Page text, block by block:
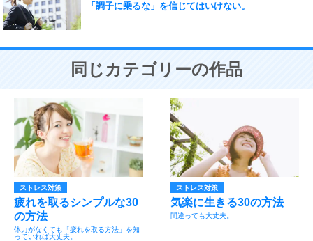
「調子に乗るな」を信じてはいけない。
同じカテゴリーの作品
ストレス対策
疲れを取るシンプルな30
の方法
体力がなくても「疲れを取る方法」を知
っていれば大丈夫。
ストレス対策
気楽に生きる30の方法
間違っても大丈夫。